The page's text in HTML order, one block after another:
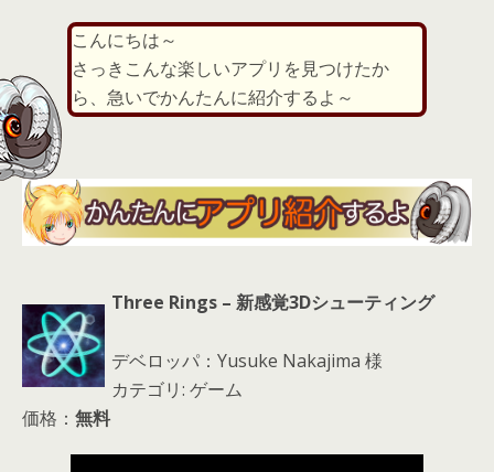
itt
er
e re
a
d
s
ai
l
こんにちは～
さっきこんな楽しいアプリを見つけたか
ら、急いでかんたんに紹介するよ～
Three Rings – 新感覚3Dシューティング
デベロッパ：Yusuke Nakajima 様
カテゴリ: ゲーム
価格： 無料